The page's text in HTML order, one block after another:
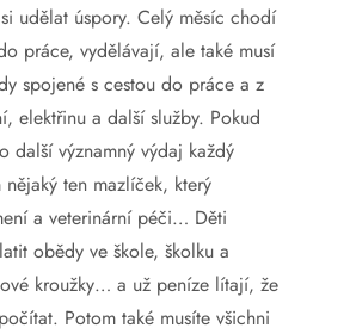
udělat úspory. Celý měsíc chodí
práce, vydělávají, ale také musí
spojené s cestou do práce a z
elektřinu a další služby. Pokud
další významný výdaj každý
ten mazlíček, který
a veterinární péči… Děti
obědy ve škole, školku a
kroužky… a už peníze lítají, že
Potom také musíte všichni